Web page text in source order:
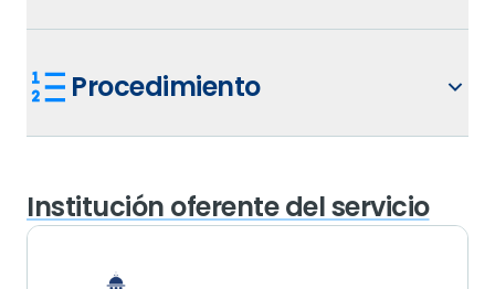
Procedimiento
Institución oferente del servicio